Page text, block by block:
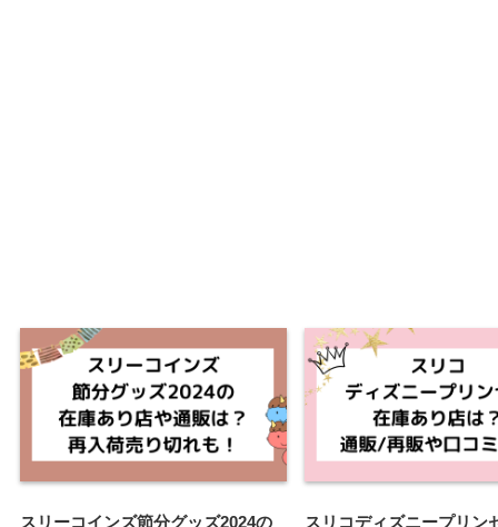
スリーコインズ節分グッズ2024の スリコディズニープリン